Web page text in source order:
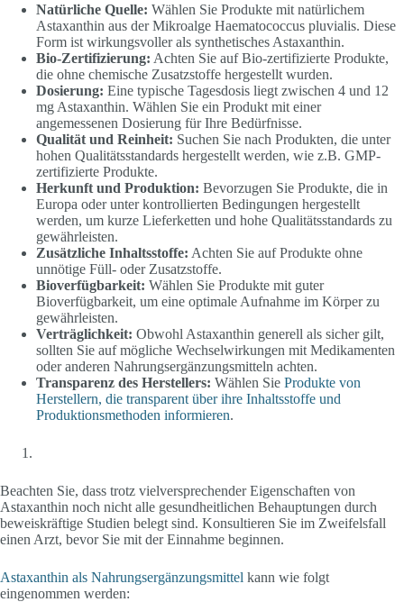
Natürliche Quelle: Wählen Sie Produkte mit natürlichem
Astaxanthin aus der Mikroalge Haematococcus pluvialis. Diese
Form ist wirkungsvoller als synthetisches Astaxanthin.
Bio-Zertifizierung: Achten Sie auf Bio-zertifizierte Produkte,
die ohne chemische Zusatzstoffe hergestellt wurden.
Dosierung: Eine typische Tagesdosis liegt zwischen 4 und 12
mg Astaxanthin. Wählen Sie ein Produkt mit einer
angemessenen Dosierung für Ihre Bedürfnisse.
Qualität und Reinheit: Suchen Sie nach Produkten, die unter
hohen Qualitätsstandards hergestellt werden, wie z.B. GMP-
zertifizierte Produkte.
Herkunft und Produktion: Bevorzugen Sie Produkte, die in
Europa oder unter kontrollierten Bedingungen hergestellt
werden, um kurze Lieferketten und hohe Qualitätsstandards zu
gewährleisten.
Zusätzliche Inhaltsstoffe: Achten Sie auf Produkte ohne
unnötige Füll- oder Zusatzstoffe.
Bioverfügbarkeit: Wählen Sie Produkte mit guter
Bioverfügbarkeit, um eine optimale Aufnahme im Körper zu
gewährleisten.
Verträglichkeit: Obwohl Astaxanthin generell als sicher gilt,
sollten Sie auf mögliche Wechselwirkungen mit Medikamenten
oder anderen Nahrungsergänzungsmitteln achten.
Transparenz des Herstellers: Wählen Sie Produkte von
Herstellern, die transparent über ihre Inhaltsstoffe und
Produktionsmethoden informieren.
Beachten Sie, dass trotz vielversprechender Eigenschaften von
Astaxanthin noch nicht alle gesundheitlichen Behauptungen durch
beweiskräftige Studien belegt sind. Konsultieren Sie im Zweifelsfall
einen Arzt, bevor Sie mit der Einnahme beginnen.
Astaxanthin als Nahrungsergänzungsmittel kann wie folgt
eingenommen werden: